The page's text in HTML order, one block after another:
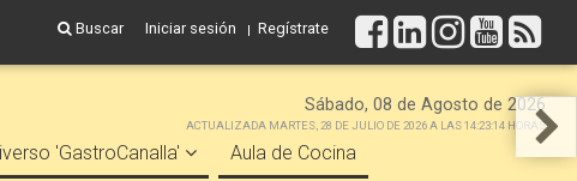
Buscar Iniciar sesión Regístrate
Sábado, 08 de Agosto de 2026
ACTUALIZADA MARTES, 28 DE JULIO DE 2026 A LAS 14:23:14 HORAS
'GastroCanalla' Aula de Cocina